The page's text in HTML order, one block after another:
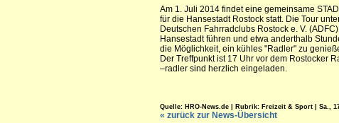
Am 1. Juli 2014 findet eine gemeinsame
für die Hansestadt Rostock statt. Die Tour
Deutschen Fahrradclubs Rostock e. V.
Hansestadt führen und etwa anderthalb
die Möglichkeit, ein kühles "Radler" zu
Der Treffpunkt ist 17 Uhr vor dem Rostocker
–radler sind herzlich eingeladen.
Quelle: HRO-News.de | Rubrik: Freizeit & Sport | Sa.,
« zurück zur News-Übersicht